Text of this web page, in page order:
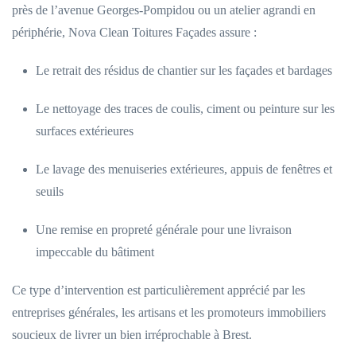
près de l’avenue Georges-Pompidou ou un atelier agrandi en
périphérie, Nova Clean Toitures Façades assure :
Le retrait des résidus de chantier sur les façades et bardages
Le nettoyage des traces de coulis, ciment ou peinture sur les
surfaces extérieures
Le lavage des menuiseries extérieures, appuis de fenêtres et
seuils
Une remise en propreté générale pour une livraison
impeccable du bâtiment
Ce type d’intervention est particulièrement apprécié par les
entreprises générales, les artisans et les promoteurs immobiliers
soucieux de livrer un bien irréprochable à Brest.